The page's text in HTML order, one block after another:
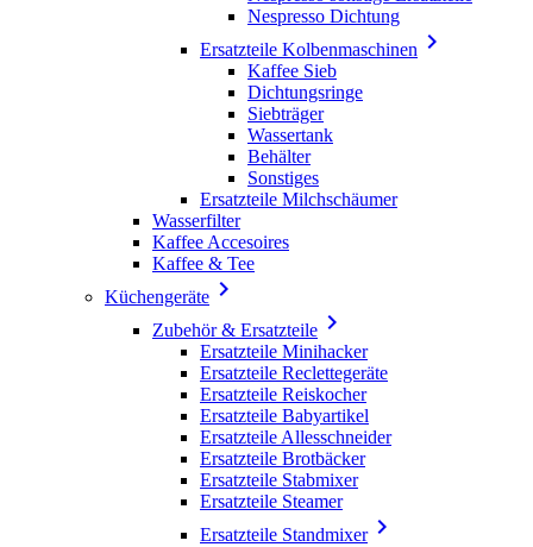
Nespresso Dichtung
Ersatzteile Kolbenmaschinen 
Kaffee Sieb
Dichtungsringe
Siebträger
Wassertank
Behälter
Sonstiges
Ersatzteile Milchschäumer
Wasserfilter
Kaffee Accesoires
Kaffee & Tee
Küchengeräte 
Zubehör & Ersatzteile 
Ersatzteile Minihacker
Ersatzteile Reclettegeräte
Ersatzteile Reiskocher
Ersatzteile Babyartikel
Ersatzteile Allesschneider
Ersatzteile Brotbäcker
Ersatzteile Stabmixer
Ersatzteile Steamer
Ersatzteile Standmixer